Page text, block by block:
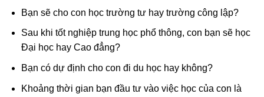
Bạn sẽ cho con học trường tư hay trường công lập?
Sau khi tốt nghiệp trung học phổ thông, con bạn sẽ học
Đại học hay Cao đẳng?
Bạn có dự định cho con đi du họchay không?
Khoảng thời gian bạn đầu tư vào việc học của con là